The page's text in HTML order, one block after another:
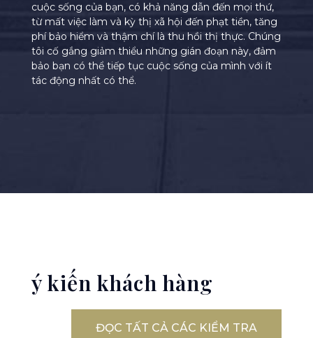
cuộc sống của bạn, có khả năng dẫn đến mọi thứ,
từ mất việc làm và kỳ thị xã hội đến phạt tiền, tăng
phí bảo hiểm và thậm chí là thu hồi thị thực. Chúng
tôi cố gắng giảm thiểu những gián đoạn này, đảm
bảo bạn có thể tiếp tục cuộc sống của mình với ít
tác động nhất có thể.
ý kiến ​​khách hàng
ĐỌC TẤT CẢ CÁC KIỂM TRA